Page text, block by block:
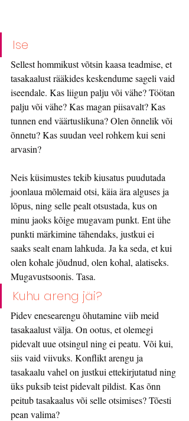
Ise
Sellest hommikust võtsin kaasa teadmise, et
tasakaalust rääkides keskendume sageli vaid
iseendale. Kas liigun palju või vähe? Töötan
palju või vähe? Kas magan piisavalt? Kas
tunnen end väärtuslikuna? Olen õnnelik või
õnnetu? Kas suudan veel rohkem kui seni
arvasin?
Neis küsimustes tekib kiusatus puudutada
joonlaua mõlemaid otsi, käia ära alguses ja
lõpus, ning selle pealt otsustada, kus on
minu jaoks kõige mugavam punkt. Ent ühe
punkti märkimine tähendaks, justkui ei
saaks sealt enam lahkuda. Ja ka seda, et kui
olen kohale jõudnud, olen kohal, alatiseks.
Mugavustsoonis. Tasa.
Kuhu areng jäi?
Pidev enesearengu õhutamine viib meid
tasakaalust välja. On ootus, et olemegi
pidevalt uue otsingul ning ei peatu. Või kui,
siis vaid viivuks. Konflikt arengu ja
tasakaalu vahel on justkui ettekirjutatud ning
üks puksib teist pidevalt pildist. Kas õnn
peitub tasakaalus või selle otsimises? Tõesti
pean valima?